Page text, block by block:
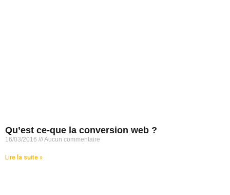
Qu’est ce-que la conversion web ?
16/03/2016 Aucun commentaire
Lire la suite »